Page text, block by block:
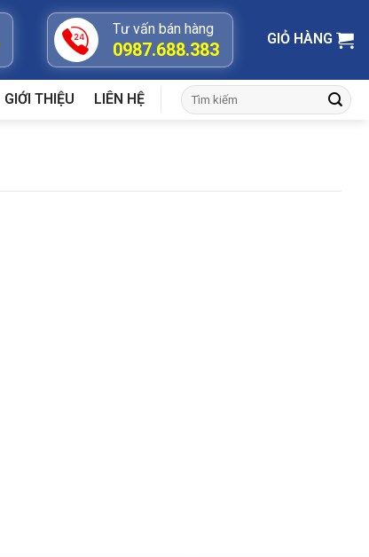
Tư vấn bán hàng
0987.688.383
GIỎ HÀNG
GIỚI THIỆU LIÊN HỆ
Tìm
kiếm: